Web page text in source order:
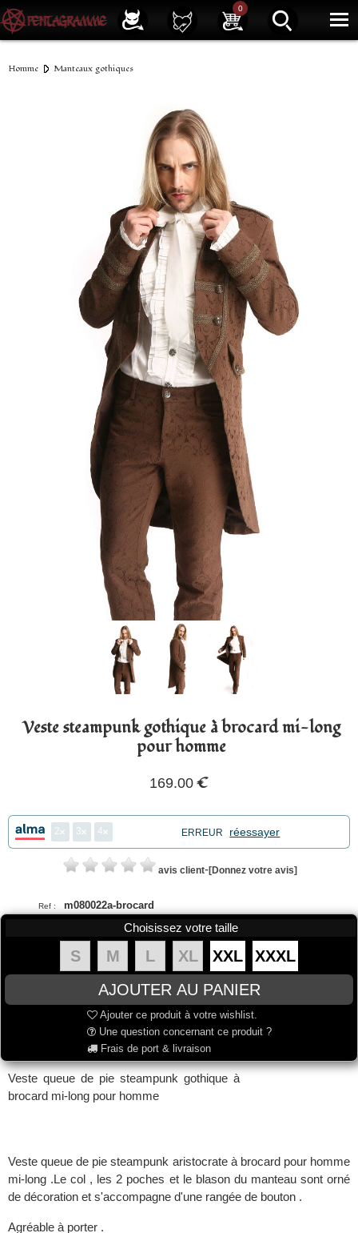
0
Service client 01 40 39 07 94
Newsletter | | Facebook | Instagram
|
Homme Manteaux gothiques
Veste steampunk gothique à brocard mi-long
pour homme
169.00 €
2 3 4 ERREUR réessayer
avis client-[Donnez votre avis]
Ref : m080022a-brocard
Choisissez votre taille
S M L XL XXL XXXL
Ajouter ce produit à votre wishlist.
Une question concernant ce produit ?
Frais de port & livraison
Veste queue de pie steampunk gothique à
brocard mi-long pour homme
Veste queue de pie steampunk aristocrate à brocard pour homme
mi-long .Le col , les 2 poches et le blason du manteau sont orné
de décoration et s'accompagne d'une rangée de bouton .
Agréable à porter .